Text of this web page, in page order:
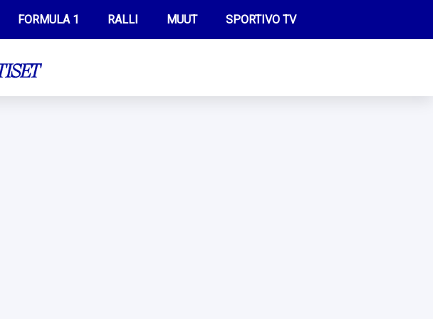
FORMULA 1 RALLI MUUT SPORTIVO TV